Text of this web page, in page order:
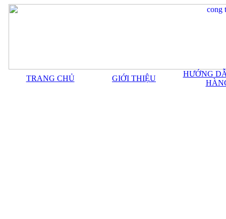
TRANG CHỦ GIỚI THIỆU
HƯỚNG